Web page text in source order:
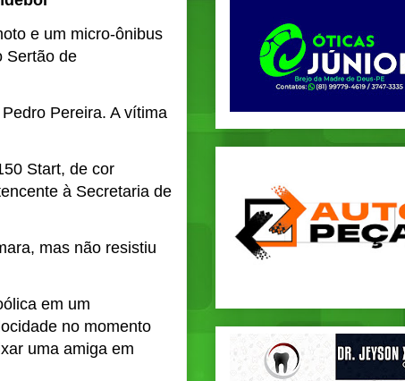
e um micro-ônibus
Sertão de
Pereira. A vítima
Start, de cor
à Secretaria de
mas não resistiu
em um
no momento
uma amiga em